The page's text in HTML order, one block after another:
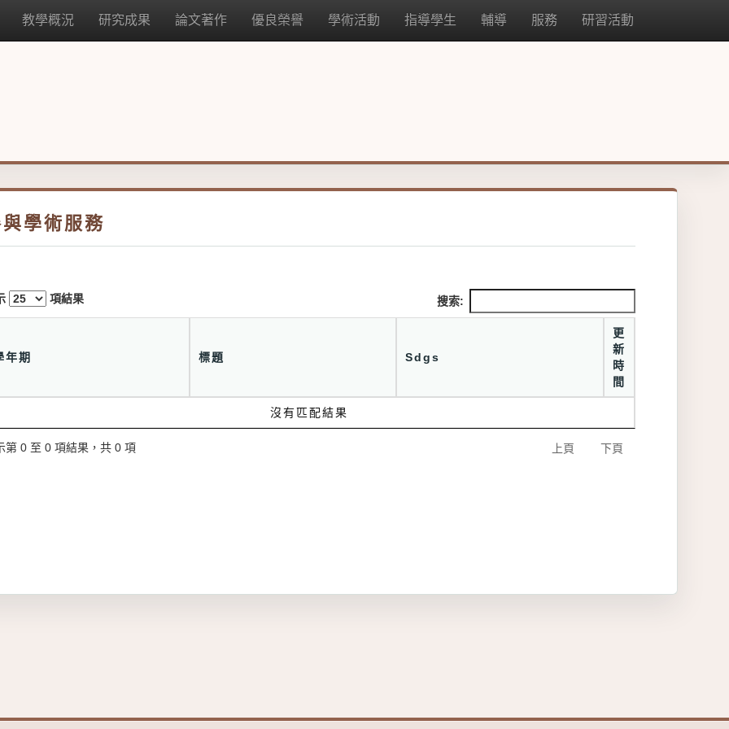
教學概況 研究成果 論文著作 優良榮譽 學術活動 指導學生 輔導 服務 研習活動
學術服務
項結果 搜索:
年期 標題 Sdgs
更
新
時
間
沒有匹配結果
第 0 至 0 項結果，共 0 項 上頁 下頁